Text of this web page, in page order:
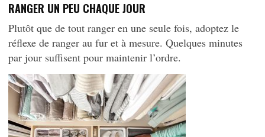
RANGER UN PEU CHAQUE JOUR
Plutôt que de tout ranger en une seule fois, adoptez le
réflexe de ranger au fur et à mesure. Quelques minutes
par jour suffisent pour maintenir l’ordre.